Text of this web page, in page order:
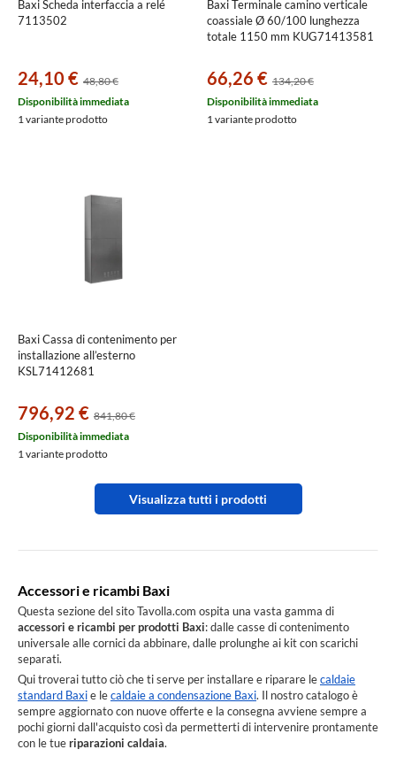
Baxi Scheda interfaccia a relé
7113502
24,10 € 48,80 €
Disponibilità immediata
1 variante prodotto
Baxi Terminale camino verticale
coassiale Ø 60/100 lunghezza
totale 1150 mm KUG71413581
66,26 € 134,20 €
Disponibilità immediata
1 variante prodotto
Baxi Cassa di contenimento per
installazione all’esterno
KSL71412681
796,92 € 841,80 €
Disponibilità immediata
1 variante prodotto
Visualizza tutti i prodotti
Accessori e ricambi Baxi
Questa sezione del sito Tavolla.com ospita una vasta gamma di
accessori e ricambi per prodotti Baxi: dalle casse di contenimento
universale alle cornici da abbinare, dalle prolunghe ai kit con scarichi
separati.
Qui troverai tutto ciò che ti serve per installare e riparare lecaldaie
standard Baxie lecaldaie a condensazione Baxi. Il nostro catalogo è
sempre aggiornato con nuove offerte e la consegna avviene sempre a
pochi giorni dall'acquisto così da permetterti di intervenire prontamente
con le tueriparazioni caldaia.